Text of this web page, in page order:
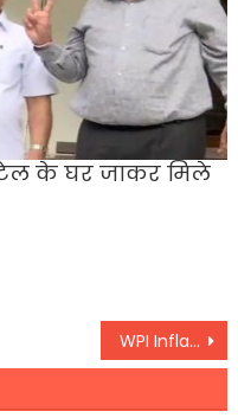
के घर जाकर मिले
WPI Inflation: जनवरी में नरम पड़ी थोक महंगाई दर,